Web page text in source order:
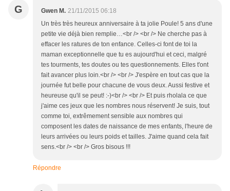
G Gwen M. 21/11/2015 06:18
Un très très heureux anniversaire à ta jolie Poule! 5 ans d'une
petite vie déjà bien remplie…<br /> <br /> Ne cherche pas à
effacer les ratures de ton enfance. Celles-ci font de toi la
maman exceptionnelle que tu es aujourd'hui et ceci, malgré
tes tourments, tes doutes ou tes questionnements. Elles t'ont
fait avancer plus loin.<br /> <br /> J'espère en tout cas que la
journée fut belle pour chacune de vous deux. Aussi festive et
heureuse qu'il se peut! :-)<br /> <br /> Et puis rholala ce que
j'aime ces jeux que les nombres nous réservent! Je suis, tout
comme toi, extrêmement sensible aux nombres qui
composent les dates de naissance de mes enfants, l'heure de
leurs arrivées ou leurs poids et tailles. J'aime quand cela fait
sens.<br /> <br /> Gros bisous !!!
Répondre